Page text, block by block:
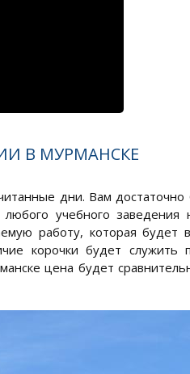
В МУРМАНСКЕ
дни. Вам
учебного
работу, которая
корочки будет служить
цена будет